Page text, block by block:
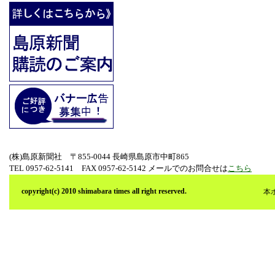
(株)島原新聞社 〒855-0044 長崎県島原市中町865
TEL 0957-62-5141 FAX 0957-62-5142 メールでのお問合せはこちら
copyright(c) 2010 shimabara times all right reserved. 本